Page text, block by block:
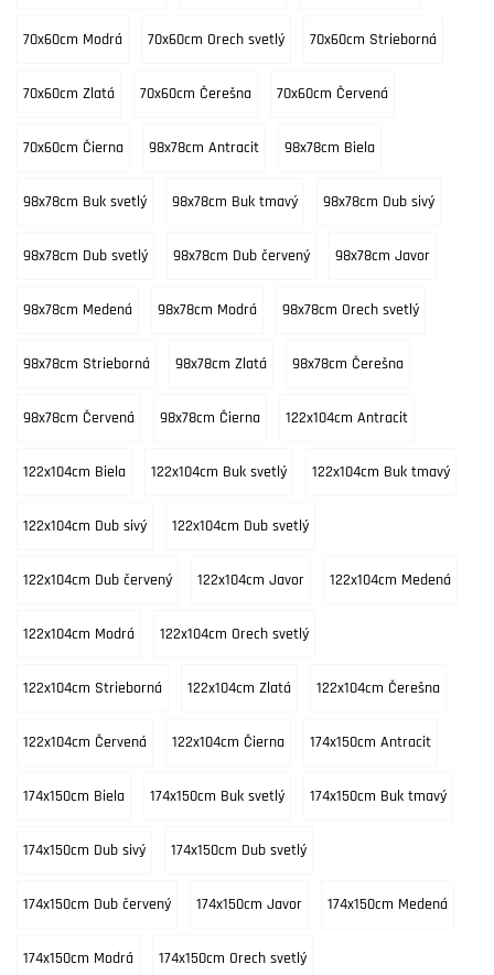
70x60cm Modrá 70x60cm Orech svetlý 70x60cm Strieborná
70x60cm Zlatá 70x60cm Čerešna 70x60cm Červená
70x60cm Čierna 98x78cm Antracit 98x78cm Biela
98x78cm Buk svetlý 98x78cm Buk tmavý 98x78cm Dub sivý
98x78cm Dub svetlý 98x78cm Dub červený 98x78cm Javor
98x78cm Medená 98x78cm Modrá 98x78cm Orech svetlý
98x78cm Strieborná 98x78cm Zlatá 98x78cm Čerešna
98x78cm Červená 98x78cm Čierna 122x104cm Antracit
122x104cm Biela 122x104cm Buk svetlý 122x104cm Buk tmavý
122x104cm Dub sivý 122x104cm Dub svetlý
122x104cm Dub červený 122x104cm Javor 122x104cm Medená
122x104cm Modrá 122x104cm Orech svetlý
122x104cm Strieborná 122x104cm Zlatá 122x104cm Čerešna
122x104cm Červená 122x104cm Čierna 174x150cm Antracit
174x150cm Biela 174x150cm Buk svetlý 174x150cm Buk tmavý
174x150cm Dub sivý 174x150cm Dub svetlý
174x150cm Dub červený 174x150cm Javor 174x150cm Medená
174x150cm Modrá 174x150cm Orech svetlý